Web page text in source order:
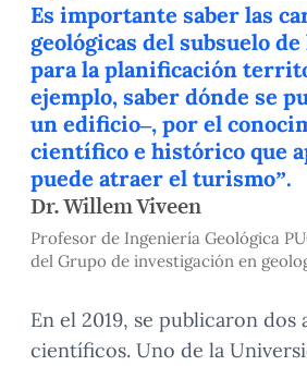
Es importante saber las
geológicas del subsuelo
para la planificación
ejemplo, saber dónde se
un edificio–, por el
científico e histórico que
puede atraer el turismo”.
Dr. Willem Viveen
Profesor de Ingeniería Geológica
del Grupo de investigación en
En el 2019, se publicaron dos
científicos. Uno de la